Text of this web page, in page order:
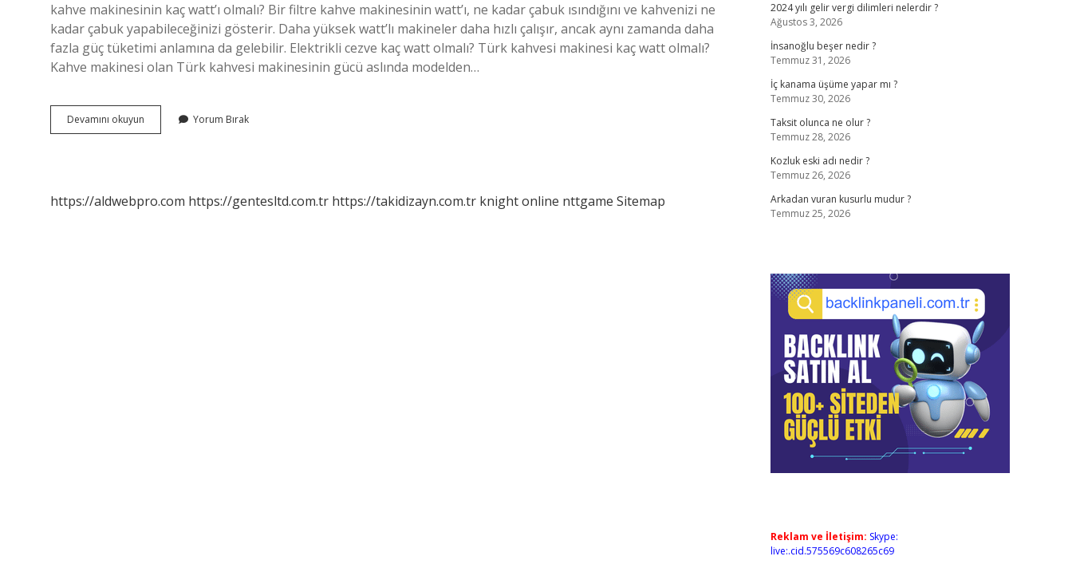
kahve makinesinin kaç watt’ı olmalı? Bir filtre kahve makinesinin watt’ı, ne kadar çabuk ısındığını ve kahvenizi ne
kadar çabuk yapabileceğinizi gösterir. Daha yüksek watt’lı makineler daha hızlı çalışır, ancak aynı zamanda daha
fazla güç tüketimi anlamına da gelebilir. Elektrikli cezve kaç watt olmalı? Türk kahvesi makinesi kaç watt olmalı?
Kahve makinesi olan Türk kahvesi makinesinin gücü aslında modelden…
Devamını okuyun
Makinesinde
Yorum Bırak
https://aldwebpro.com https://gentesltd.com.tr https://takidizayn.com.tr knight online nttgame Sitemap
2024 yılı gelir vergi dilimleri nelerdir ?
Ağustos 3, 2026
İnsanoğlu beşer nedir ?
Temmuz 31, 2026
İç kanama üşüme yapar mı ?
Temmuz 30, 2026
Taksit olunca ne olur ?
Temmuz 28, 2026
Kozluk eski adı nedir ?
Temmuz 26, 2026
Arkadan vuran kusurlu mudur ?
Temmuz 25, 2026
Reklam ve İletişim: Skype:
live:.cid.575569c608265c69